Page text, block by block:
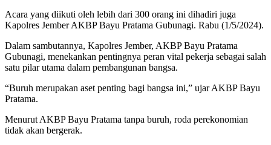
Acara yang diikuti oleh lebih dari 300 orang ini dihadiri juga
Kapolres Jember AKBP Bayu Pratama Gubunagi. Rabu (1/5/2024).
Dalam sambutannya, Kapolres Jember, AKBP Bayu Pratama
Gubunagi, menekankan pentingnya peran vital pekerja sebagai salah
satu pilar utama dalam pembangunan bangsa.
“Buruh merupakan aset penting bagi bangsa ini,” ujar AKBP Bayu
Pratama.
Menurut AKBP Bayu Pratama tanpa buruh, roda perekonomian
tidak akan bergerak.